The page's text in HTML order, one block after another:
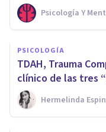
Psicología Y
PSICOLOGÍA
TDAH, Trauma
clínico de las tres
Hermelinda